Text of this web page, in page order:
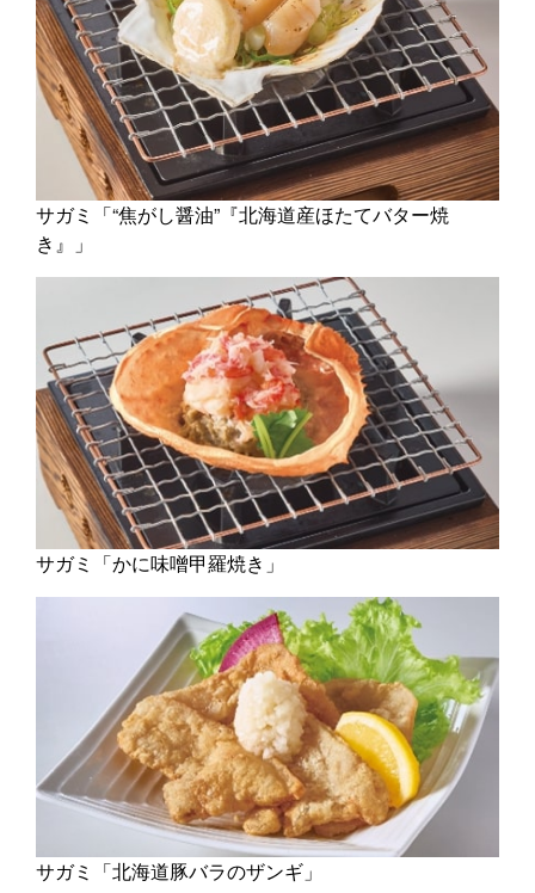
サガミ「“焦がし醤油”『北海道産ほたてバター焼
き』」
サガミ「かに味噌甲羅焼き」
サガミ「北海道豚バラのザンギ」